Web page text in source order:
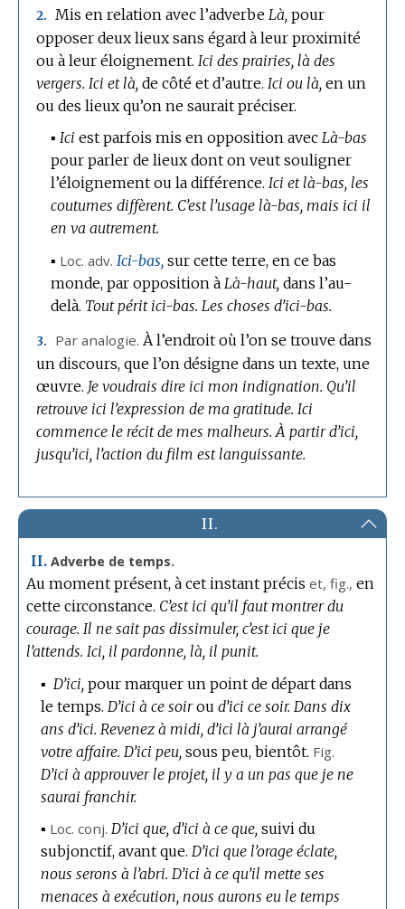
2. Mis en relation avec l’adverbe Là, pour
opposer deux lieux sans égard à leur proximité
ou à leur éloignement. Ici des prairies, là des
vergers. Ici et là, de côté et d’autre. Ici ou là, en un
ou des lieux qu’on ne saurait préciser.
▪ Ici est parfois mis en opposition avec Là-bas
pour parler de lieux dont on veut souligner
l’éloignement ou la différence. Ici et là-bas, les
coutumes diffèrent. C’est l’usage là-bas, mais ici il
en va autrement.
▪ Loc. adv. Ici-bas, sur cette terre, en ce bas
monde, par opposition à Là-haut, dans l’au-
delà. Tout périt ici-bas. Les choses d’ici-bas.
3. Par analogie. À l’endroit où l’on se trouve dans
un discours, que l’on désigne dans un texte, une
œuvre. Je voudrais dire ici mon indignation. Qu’il
retrouve ici l’expression de ma gratitude. Ici
commence le récit de mes malheurs. À partir d’ici,
jusqu’ici, l’action du film est languissante.
II.
II. Adverbe de temps.
Au moment présent, à cet instant préciset,fig., en
cette circonstance. C’est ici qu’il faut montrer du
courage. Il ne sait pas dissimuler, c’est ici que je
l’attends. Ici, il pardonne, là, il punit.
▪ D’ici, pour marquer un point de départ dans
le temps. D’ici à ce soiroud’ici ce soir. Dans dix
ans d’ici. Revenez à midi, d’ici là j’aurai arrangé
votre affaire. D’ici peu, sous peu, bientôt. Fig.
D’ici à approuver le projet, il y a un pas que je ne
saurai franchir.
▪ Loc. conj. D’ici que, d’ici à ce que, suivi du
subjonctif, avant que. D’ici que l’orage éclate,
nous serons à l’abri. D’ici à ce qu’il mette ses
menaces à exécution, nous aurons eu le temps